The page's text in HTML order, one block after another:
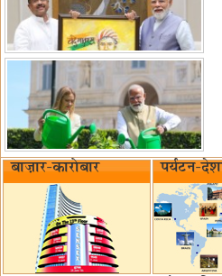
बाज़ार-कारोबार पर्यटन-